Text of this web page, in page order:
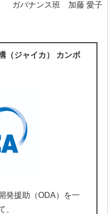
ガバナンス班 加藤 愛子
（ジャイカ） カンボ
発援助（ODA）を一
、